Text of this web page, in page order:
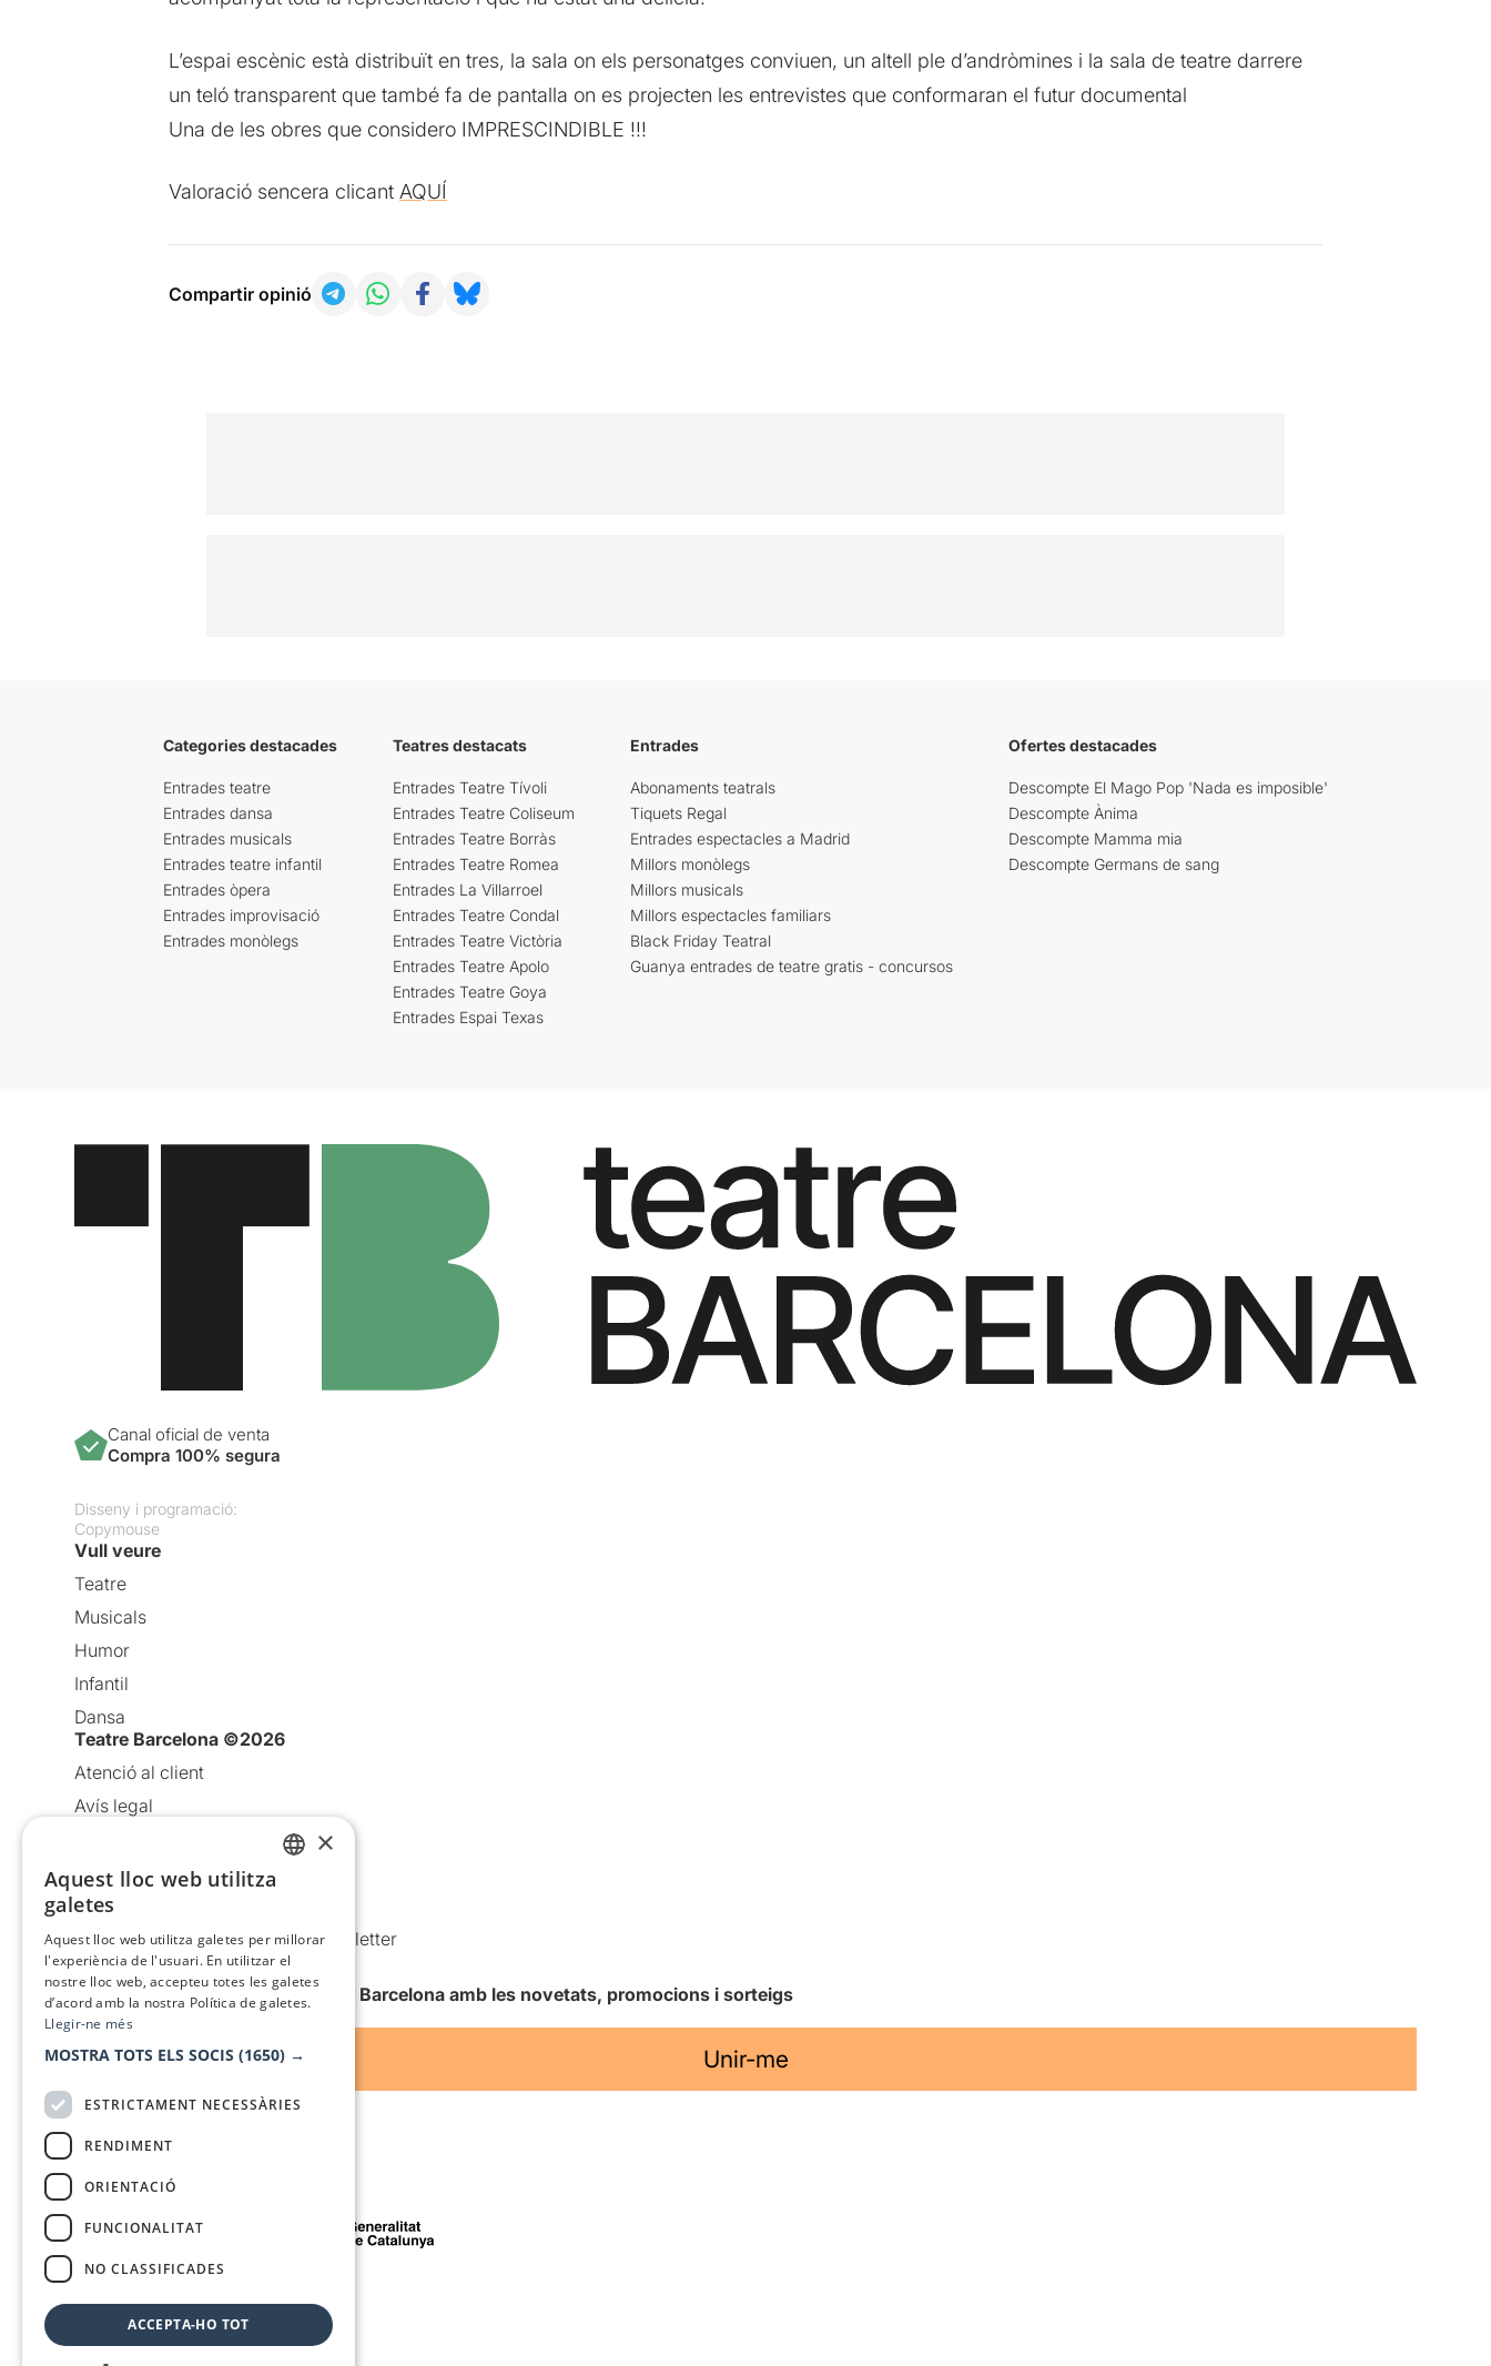
L’espai escènic està distribuït en tres, la sala on els personatges conviuen, un altell ple d’andròmines i la sala de teatre darrere
un teló transparent que també fa de pantalla on es projecten les entrevistes que conformaran el futur documental
Una de les obres que considero IMPRESCINDIBLE !!!
Valoració sencera clicant AQUÍ
Compartir opinió
Categories destacades
Entrades teatre
Entrades dansa
Entrades musicals
Entrades teatre infantil
Entrades òpera
Entrades improvisació
Entrades monòlegs
Teatres destacats
Entrades Teatre Tívoli
Entrades Teatre Coliseum
Entrades Teatre Borràs
Entrades Teatre Romea
Entrades La Villarroel
Entrades Teatre Condal
Entrades Teatre Victòria
Entrades Teatre Apolo
Entrades Teatre Goya
Entrades Espai Texas
Entrades
Abonaments teatrals
Tiquets Regal
Entrades espectacles a Madrid
Millors monòlegs
Millors musicals
Millors espectacles familiars
Black Friday Teatral
Guanya entrades de teatre gratis - concursos
Ofertes destacades
Descompte El Mago Pop 'Nada es imposible'
Descompte Ànima
Descompte Mamma mia
Descompte Germans de sang
Canal oficial de venta
Compra 100% segura
Disseny i programació:
Copymouse
Vull veure
Teatre
Musicals
Humor
Infantil
Dansa
Teatre Barcelona ©2026
Atenció al client
Avís legal
Política de cookies
Condicions d’ús
Comunicacions comercials i Newsletter
Anuncia’t
Vull rebre la newsletter de Teatre Barcelona amb les novetats, promocions i sorteigs
Unir-me
Amb el suport de
×
Aquest lloc web utilitza
galetes
Aquest lloc web utilitza galetes per millorar
l'experiència de l'usuari. En utilitzar el
nostre lloc web, accepteu totes les galetes
d’acord amb la nostra Política de galetes.
Llegir-ne més
MOSTRA TOTS ELS SOCIS (1650) →
ESTRICTAMENT NECESSÀRIES
RENDIMENT
ORIENTACIÓ
FUNCIONALITAT
NO CLASSIFICADES
ACCEPTA-HO TOT